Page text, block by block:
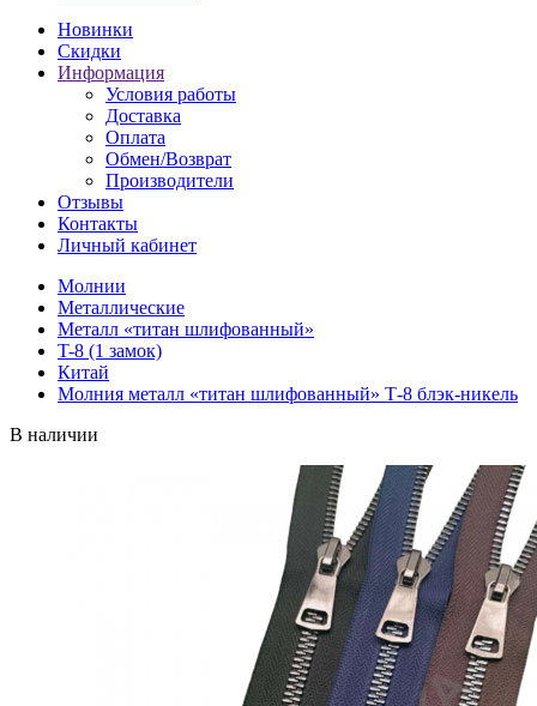
Новинки
Скидки
Информация
Условия работы
Доставка
Оплата
Обмен/Возврат
Производители
Отзывы
Контакты
Личный кабинет
Молнии
Металлические
Металл «титан шлифованный»
T-8 (1 замок)
Китай
Молния металл «титан шлифованный» Т-8 блэк-никель
В наличии